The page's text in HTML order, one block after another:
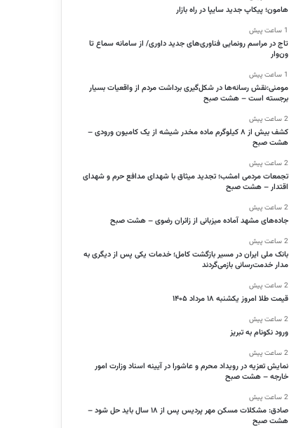
هامون؛ پیکاپ جدید سایپا در راه بازار
1 ساعت پیش
تاج در مراسم رونمایی فناوری‌های جدید داوری/ از سامانه سماع تا
ون‌وار
1 ساعت پیش
مومنی:نقش رسانه‌ها در شکل‌گیری برداشت مردم از واقعیات بسیار
برجسته است – هشت صبح
2 ساعت پیش
کشف بیش از ۸ کیلوگرم ماده مخدر شیشه از یک کامیون ورودی –
هشت صبح
2 ساعت پیش
تجمعات مردمی امشب؛ تجدید میثاق با شهدای مدافع حرم و شهدای
اقتدار – هشت صبح
2 ساعت پیش
جاده‌های مشهد آماده میزبانی از زائران رضوی – هشت صبح
2 ساعت پیش
بانک ملی ایران در مسیر بازگشت کامل؛ خدمات یکی پس از دیگری به
مدار خدمت‌رسانی بازمی‌گردند
2 ساعت پیش
قیمت طلا امروز یکشنبه ۱۸ مرداد ۱۴۰۵
2 ساعت پیش
ورود نکونام به تبریز
2 ساعت پیش
نمایش تعزیه در رویداد محرم و عاشورا در آیینه اسناد وزارت امور
خارجه – هشت صبح
2 ساعت پیش
صادق: مشکلات مسکن مهر پردیس پس از ۱۸ سال باید حل شود –
هشت صبح